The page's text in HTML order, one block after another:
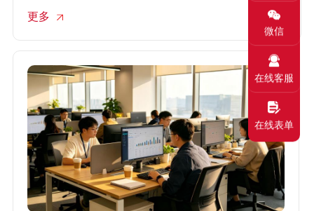
许多品牌虽携带优质供应链入场，却因不熟悉平台风向标考
核、售后时效及活动报名细则，导致店铺评分低迷，甚至面
临处罚风险。transcosmos大宇宙中国深耕京东生态，通过深
度的平台规则适配与精细化的京东电商代运营服务，帮助品
牌规避经营陷阱，树立品质店铺的行业标杆。
更多
微信
在线客服
在线表单